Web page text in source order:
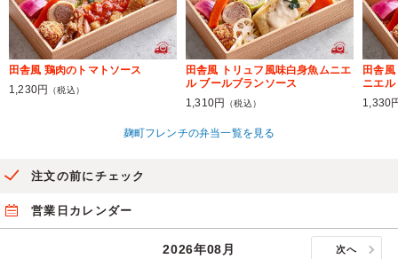
田舎風 鶏肉のトマトソース
1,230円
（税込）
田舎風 トリュフ風味白身魚ムニエ
ル ブールブランソース
1,310円
（税込）
田舎
ニエル
1,330
麹町フレンチの弁当一覧を見る
注文の前にチェック
営業日カレンダー
2026年08月 次へ